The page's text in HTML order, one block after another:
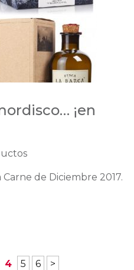
¡en
de Diciembre 2017.
4 5 6 >